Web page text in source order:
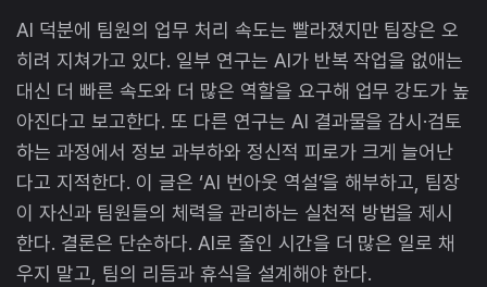
AI 덕분에 팀원의 업무 처리 속도는 빨라졌지만 팀장은 오
히려 지쳐가고 있다. 일부 연구는 AI가 반복 작업을 없애는
대신 더 빠른 속도와 더 많은 역할을 요구해 업무 강도가 높
아진다고 보고한다. 또 다른 연구는 AI 결과물을 감시·검토
하는 과정에서 정보 과부하와 정신적 피로가 크게 늘어난
다고 지적한다. 이 글은 ‘AI 번아웃 역설’을 해부하고, 팀장
이 자신과 팀원들의 체력을 관리하는 실천적 방법을 제시
한다. 결론은 단순하다. AI로 줄인 시간을 더 많은 일로 채
우지 말고, 팀의 리듬과 휴식을 설계해야 한다.